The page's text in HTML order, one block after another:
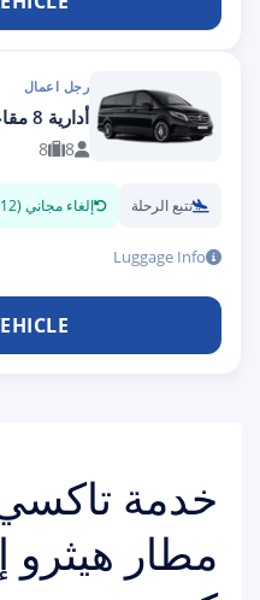
رجل اعمال
أدارية 8 مقاعد
8
8
تتبع الرحلة إلغاء مجاني (12 ساعة)
Luggage Info
خدمة
مطار هيثرو